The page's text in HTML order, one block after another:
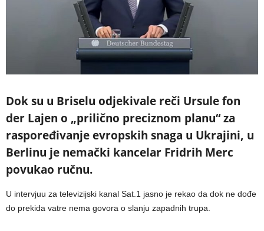
Dok su u Briselu odjekivale reči Ursule fon
der Lajen o „prilično preciznom planu“ za
raspoređivanje evropskih snaga u Ukrajini, u
Berlinu je nemački kancelar Fridrih Merc
povukao ručnu.
U intervjuu za televizijski kanal Sat.1 jasno je rekao da dok ne dođe
do prekida vatre nema govora o slanju zapadnih trupa.